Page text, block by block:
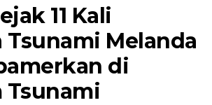
11 Kali
Tsunami Melanda
di
Tsunami